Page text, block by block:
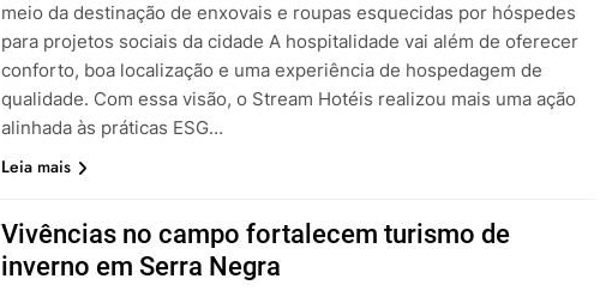
meio da destinação de enxovais e roupas esquecidas por hóspedes
para projetos sociais da cidade A hospitalidade vai além de oferecer
conforto, boa localização e uma experiência de hospedagem de
qualidade. Com essa visão, o Stream Hotéis realizou mais uma ação
alinhada às práticas ESG…
Leia mais
Vivências no campo fortalecem turismo de
inverno em Serra Negra